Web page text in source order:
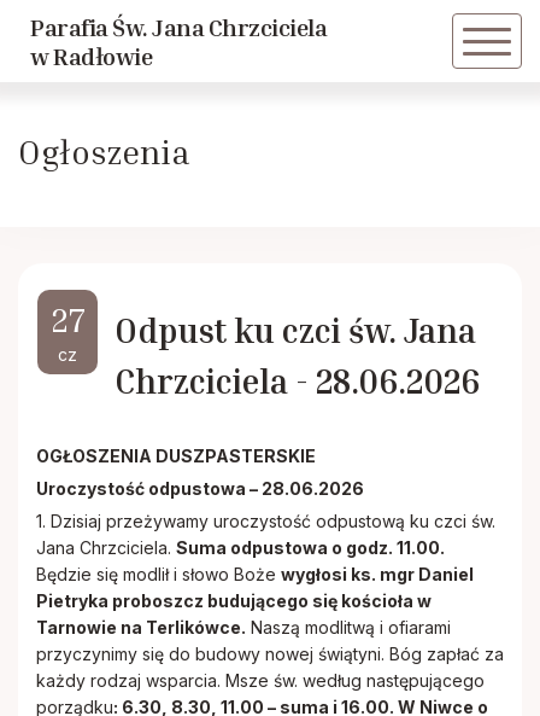
Parafia Św. Jana Chrzciciela
w Radłowie
Powrót
Historie Radłowskie cz. 2
Inwestycje
Rodacy - Kapłani, Siostry zakonne
Rada Duszpasterska i Gospodarcza
Standardy ochrony małoletnich
Powrót
KSM
Nadzwyczajni Szafarze
Ogłoszenia
27
cz
Odpust ku czci św. Jana
Chrzciciela - 28.06.2026
OGŁOSZENIA DUSZPASTERSKIE
Uroczystość odpustowa – 28.06.2026
1. Dzisiaj przeżywamy uroczystość odpustową ku czci św.
Jana Chrzciciela. Suma odpustowa o godz. 11.00.
Będzie się modlił i słowo Boże wygłosi ks. mgr Daniel
Pietryka proboszcz budującego się kościoła w
Tarnowie na Terlikówce. Naszą modlitwą i ofiarami
przyczynimy się do budowy nowej świątyni. Bóg zapłać za
każdy rodzaj wsparcia. Msze św. według następującego
porządku: 6.30, 8.30, 11.00 – suma i 16.00. W Niwce o